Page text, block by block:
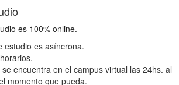
es 100% online.
estudio es asíncrona.
encuentra en el campus virtual las 24hs. al
momento que pueda.